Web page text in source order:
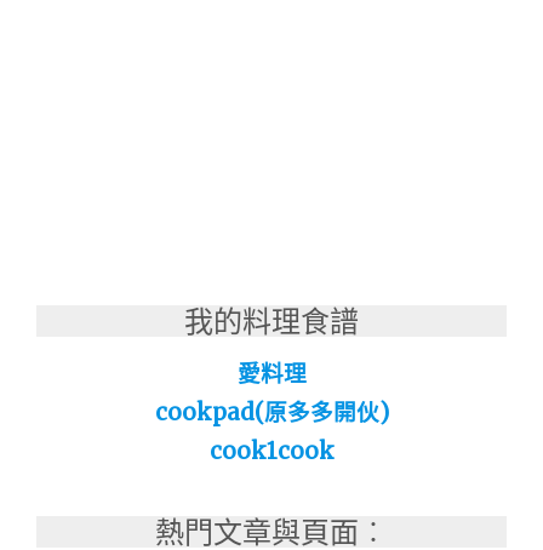
我的料理食譜
愛料理
cookpad(原多多開伙)
cook1cook
熱門文章與頁面︰